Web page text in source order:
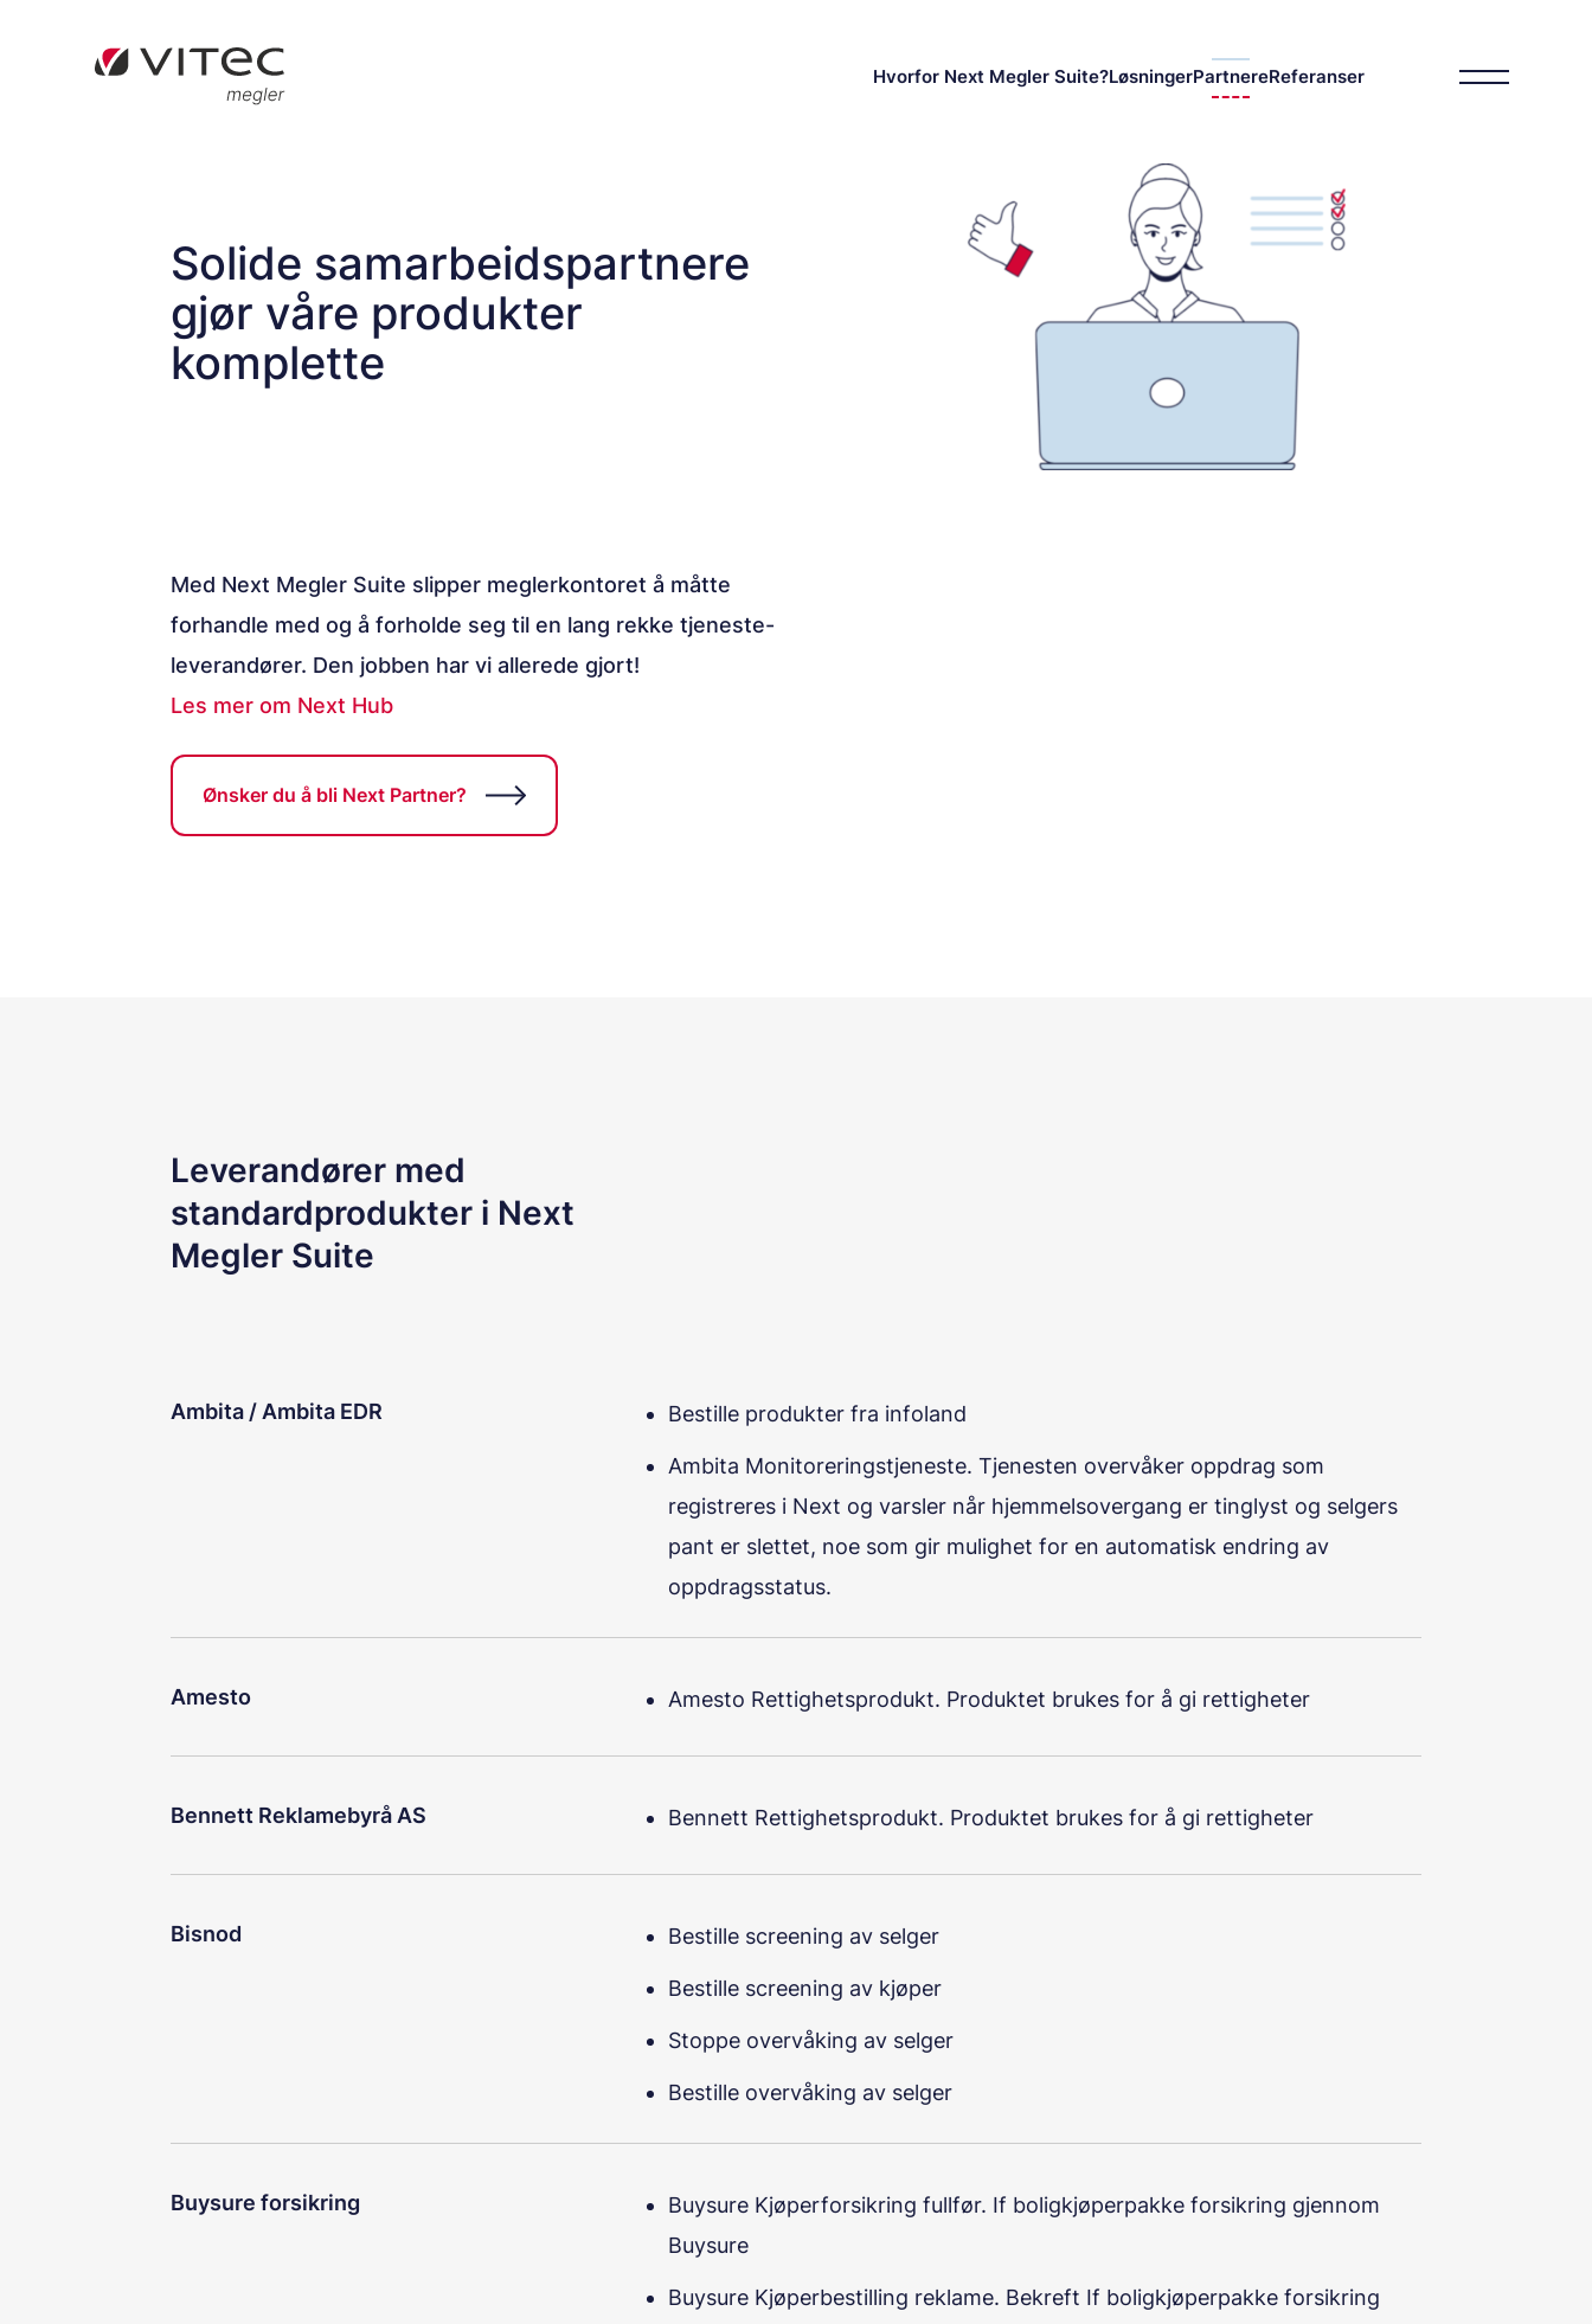
Hvorfor Next Megler Suite?LøsningerPartnereReferanser
Solide samarbeidspartnere
gjør våre produkter
komplette
Med Next Megler Suite slipper meglerkontoret å måtte
forhandle med og å forholde seg til en lang rekke tjeneste-
leverandører. Den jobben har vi allerede gjort!
Les mer om Next Hub
Ønsker du å bli Next Partner?
Leverandører med
standardprodukter i Next
Megler Suite
Ambita / Ambita EDR Bestille produkter fra infoland
Ambita Monitoreringstjeneste. Tjenesten overvåker oppdrag som
registreres i Next og varsler når hjemmelsovergang er tinglyst og selgers
pant er slettet, noe som gir mulighet for en automatisk endring av
oppdragsstatus.
Amesto Amesto Rettighetsprodukt. Produktet brukes for å gi rettigheter
Bennett Reklamebyrå AS Bennett Rettighetsprodukt. Produktet brukes for å gi rettigheter
Bisnod Bestille screening av selger
Bestille screening av kjøper
Stoppe overvåking av selger
Bestille overvåking av selger
Buysure forsikring
Buysure Kjøperforsikring fullfør. If boligkjøperpakke forsikring gjennom
Buysure
Buysure Kjøperbestilling reklame. Bekreft If boligkjøperpakke forsikring